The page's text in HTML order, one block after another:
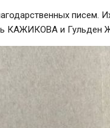
писем.
КАЖИКОВА и Гульден